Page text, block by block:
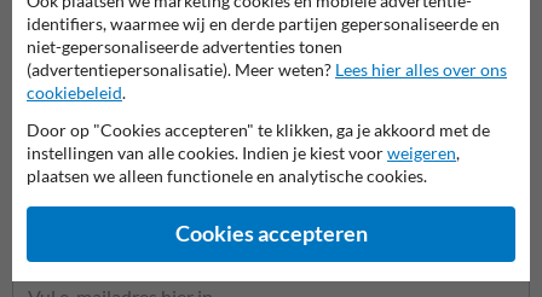
Stel je vraag aan Veiligheidsbord.nl
Naam*
Bedrijfsnaam
E-mailadres*
identifiers, waarmee wij en derde partijen gepersonaliseerde en
niet-gepersonaliseerde advertenties tonen
(advertentiepersonalisatie). Meer weten? Lees hier alles over ons
cookiebeleid.
Door op "Cookies accepteren" te klikken, ga je akkoord met de
instellingen van alle cookies. Indien je kiest voorweigeren,
plaatsen we alleen functionele en analytische cookies.
Cookies accepteren